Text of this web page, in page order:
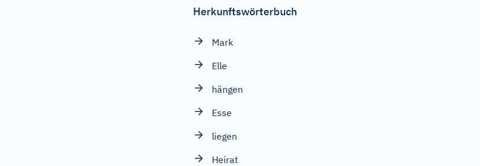
Herkunftswörterbuch
Mark
Elle
hängen
Esse
liegen
Heirat